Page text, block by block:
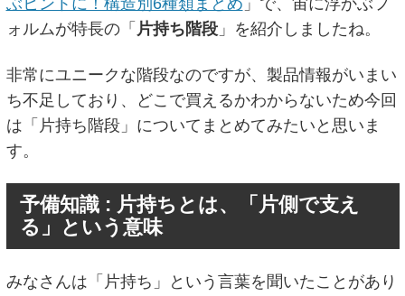
ぶヒントに！構造別6種類まとめ 」で、宙に浮かぶフ
ォルムが特長の「 片持ち階段」を紹介しましたね。
非常にユニークな階段なのですが、製品情報がいまい
ち不足しており、どこで買えるかわからないため今回
は「片持ち階段」についてまとめてみたいと思いま
す。
予備知識 : 片持ちとは、「片側で支え
る」という意味
みなさんは「片持ち」という言葉を聞いたことがあり